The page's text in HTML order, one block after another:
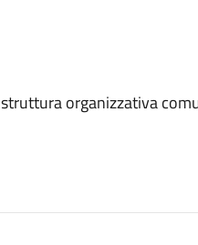
organizzativa